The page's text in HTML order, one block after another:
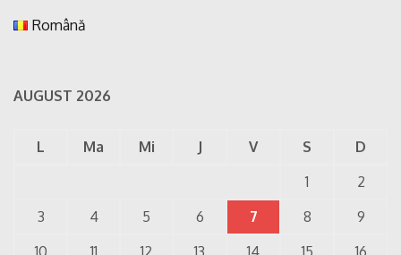
Română
AUGUST 2026
L Ma Mi J V S
D
1
2
3
4 5 6 7 8
9